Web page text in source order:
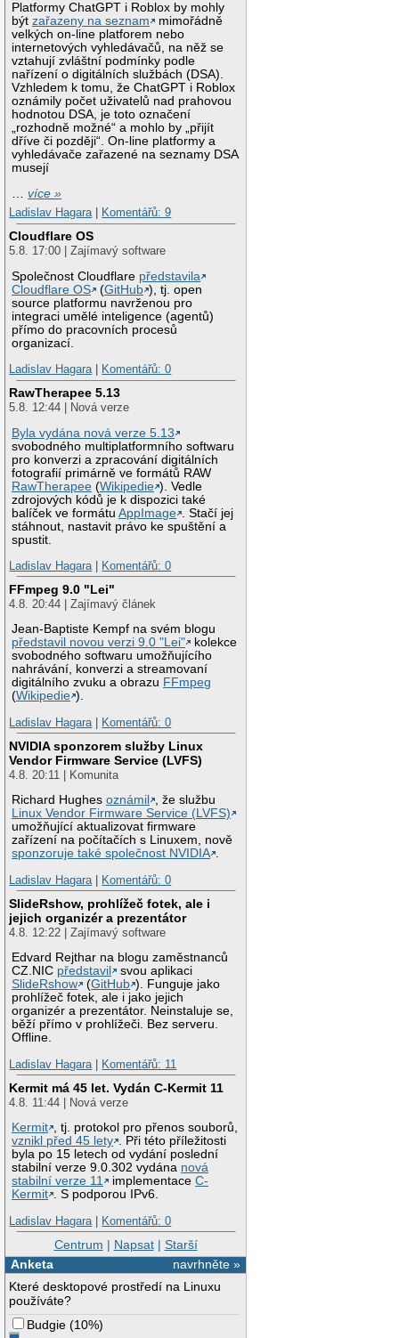
Platformy ChatGPT i Roblox by mohly
býtzařazeny na seznam
mimořádně
velkých on-line platforem nebo
internetových vyhledávačů, na něž se
vztahují zvláštní podmínky podle
nařízení o digitálních službách (DSA).
Vzhledem k tomu, že ChatGPT i Roblox
oznámily počet uživatelů nad prahovou
hodnotou DSA, je toto označení
„rozhodně možné“ a mohlo by „přijít
dříve či později“. On-line platformy a
vyhledávače zařazené na seznamy DSA
musejí
…více »
Ladislav Hagara| Komentářů: 9
Cloudflare OS
5.8. 17:00 | Zajímavý software
Společnost Cloudflare představila
Cloudflare OS
(GitHub ), tj. open
source platformu navrženou pro
integraci umělé inteligence (agentů)
přímo do pracovních procesů
organizací.
Ladislav Hagara| Komentářů: 0
RawTherapee 5.13
5.8. 12:44 | Nová verze
Byla vydána nová verze 5.13
svobodného multiplatformního softwaru
pro konverzi a zpracování digitálních
fotografií primárně ve formátů RAW
RawTherapee (Wikipedie ). Vedle
zdrojových kódů je k dispozici také
balíček ve formátuAppImage
. Stačí jej
stáhnout, nastavit právo ke spuštění a
spustit.
Ladislav Hagara| Komentářů: 0
FFmpeg 9.0 "Lei"
4.8. 20:44 | Zajímavý článek
Jean-Baptiste Kempf na svém blogu
představil novou verzi 9.0 "Lei"
kolekce
svobodného softwaru umožňujícího
nahrávání, konverzi a streamovaní
digitálního zvuku a obrazu FFmpeg
(Wikipedie ).
Ladislav Hagara| Komentářů: 0
NVIDIA sponzorem služby Linux
Vendor Firmware Service (LVFS)
4.8. 20:11 | Komunita
Richard Hughesoznámil
, že službu
Linux Vendor Firmware Service (LVFS)
umožňující aktualizovat firmware
zařízení na počítačích s Linuxem, nově
sponzoruje také společnost NVIDIA .
Ladislav Hagara| Komentářů: 0
SlideRshow, prohlížeč fotek, ale i
jejich organizér a prezentátor
4.8. 12:22 | Zajímavý software
Edvard Rejthar na blogu zaměstnanců
CZ.NIC představil
svou aplikaci
SlideRshow
(GitHub ). Funguje jako
prohlížeč fotek, ale i jako jejich
organizér a prezentátor. Neinstaluje se,
běží přímo v prohlížeči. Bez serveru.
Offline.
Ladislav Hagara| Komentářů: 11
Kermit má 45 let. Vydán C-Kermit 11
4.8. 11:44 | Nová verze
Kermit , tj. protokol pro přenos souborů,
vznikl před 45 lety . Při této příležitosti
byla po 15 letech od vydání poslední
stabilní verze 9.0.302 vydána nová
stabilní verze 11
implementaceC-
Kermit . S podporou IPv6.
Ladislav Hagara| Komentářů: 0
Centrum | Napsat| Starší
navrhněte »
Anketa
Které desktopové prostředí na Linuxu
používáte?
Budgie (10%)